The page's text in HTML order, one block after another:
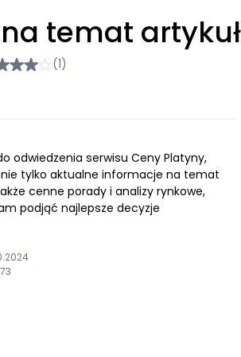
temat
(1)
odwiedzenia serwisu Ceny Platyny,
tylko aktualne informacje na temat
cenne porady i analizy rynkowe,
podjąć najlepsze decyzje